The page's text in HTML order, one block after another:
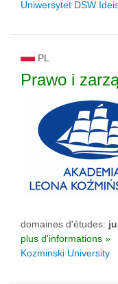
Uniwersytet DSW
PL
Prawo i
domaines d'études:
plus d'informations »
Kozminski University